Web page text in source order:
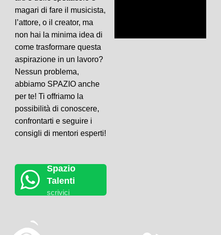
magari di fare il musicista,
l’attore, o il creator, ma
non hai la minima idea di
come trasformare questa
aspirazione in un lavoro?
Nessun problema,
abbiamo SPAZIO anche
per te! Ti offriamo la
possibilità di conoscere,
confrontarti e seguire i
consigli di mentori esperti!
Spazio
Talenti
scrivici